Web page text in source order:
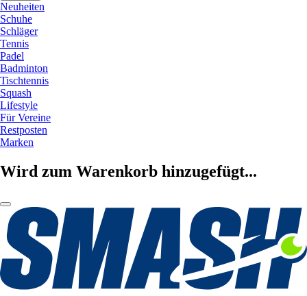
Neuheiten
Schuhe
Schläger
Tennis
Padel
Badminton
Tischtennis
Squash
Lifestyle
Für Vereine
Restposten
Marken
Wird zum Warenkorb hinzugefügt...